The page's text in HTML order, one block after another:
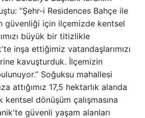
“Şehr-i Residences Bahçe ile
güvenliği için ilçemizde kentsel
büyük bir titizlikle
inşa ettiğimiz vatandaşlarımızı
kavuşturduk. İlçemizin
Soğuksu mahallesi
attığımız 17,5 hektarlık alanda
kentsel dönüşüm çalışmasına
güvenli yaşam alanları